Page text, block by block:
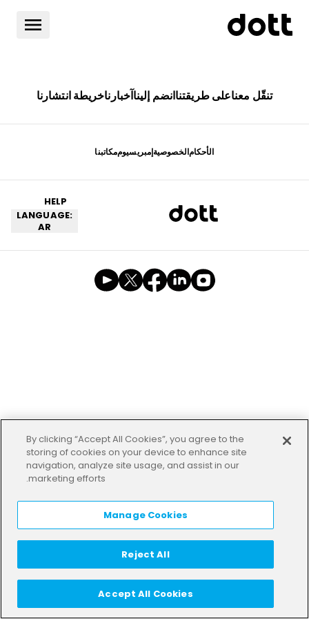
تنقّل معناعلى طريقتناانضم إليناآخبارناخريطة انتشارنا
الأحكامالخصوصيةإمبريسيوممكاتبنا
HELP
LANGUAGE:
AR
By clicking “Accept All Cookies”, you agree to the
storing of cookies on your device to enhance site
navigation, analyze site usage, and assist in our
marketing efforts.
Manage Cookies
Reject All
Accept All Cookies